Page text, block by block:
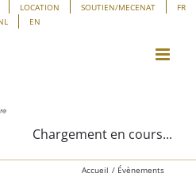
LOCATION SOUTIEN/MECENAT
FR
EN
Chargement en cours...
Accueil Évènements